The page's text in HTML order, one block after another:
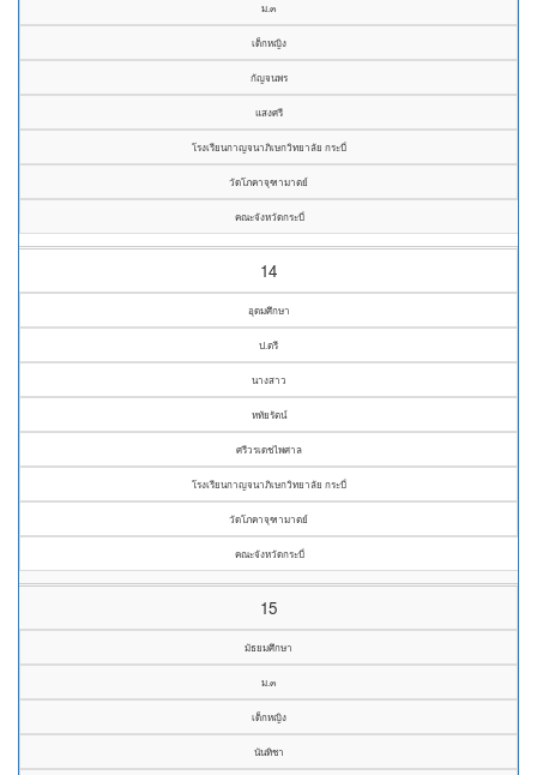
ม.๓
เด็กหญิง
กัญจนพร
แสงศรี
โรงเรียนกาญจนาภิเษกวิทยาลัย กระบี่
วัดโภคาจุฑามาตย์
คณะจังหวัดกระบี่
14
อุดมศึกษา
ป.ตรี
นางสาว
หทัยรัตน์
ศรีวรเดชไพศาล
โรงเรียนกาญจนาภิเษกวิทยาลัย กระบี่
วัดโภคาจุฑามาตย์
คณะจังหวัดกระบี่
15
มัธยมศึกษา
ม.๓
เด็กหญิง
นันทิชา